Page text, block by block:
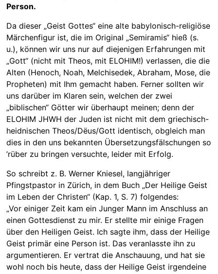
Person.
Da dieser „Geist Gottes“ eine alte babylonisch-religiöse
Märchenfigur ist, die im Original „Semiramis“ hieß (s.
u.), können wir uns nur auf diejenigen Erfahrungen mit
„Gott“ (nicht mit Theos, mit ELOHIM!) verlassen, die die
Alten (Henoch, Noah, Melchisedek, Abraham, Mose, die
Propheten) mit Ihm gemacht haben. Ferner sollten wir
uns darüber im Klaren sein, welchen der zwei
„biblischen“ Götter wir überhaupt meinen; denn der
ELOHIM JHWH der Juden ist nicht mit dem griechisch-
heidnischen Theos/Dëus/Gott identisch, obgleich man
dies in den uns bekannten Übersetzungsfälschungen so
’rüber zu bringen versuchte, leider mit Erfolg.
So schreibt z. B. Werner Kniesel, langjähriger
Pfingstpastor in Zürich, in dem Buch „Der Heilige Geist
im Leben der Christen“ (Kap. 1, S. 7) folgendes:
„Vor einiger Zeit kam ein Junger Mann im Anschluss an
einen Gottesdienst zu mir. Er stellte mir einige Fragen
über den Heiligen Geist. Ich sagte ihm, dass der Heilige
Geist primär eine Person ist. Das veranlasste ihn zu
argumentieren. Er vertrat die Anschauung, und hat sie
wohl noch bis heute, dass der Heilige Geist irgendeine